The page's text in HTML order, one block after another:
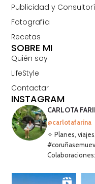
SOBRE MI
Quién soy
LifeStyle
Contactar
Publicidad y
Fotografía
Recetas
INSTAGRAM
CARLOTA
@carlotafarina
✧ Planes,